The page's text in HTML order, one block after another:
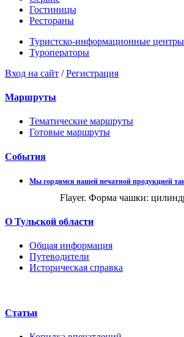
Гостиницы
Рестораны
Туристско-информационные центры
Туроператоры
Вход на сайт /Регистрация
Маршруты
Тематические маршруты
Готовые маршруты
События
Мы гордимся нашей печатной продукцией
Flayer. Форма чашки:
О Тульской области
Общая информация
Путеводители
Историческая справка
Статьи